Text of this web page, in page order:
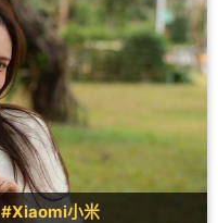
#Xiaomi小米